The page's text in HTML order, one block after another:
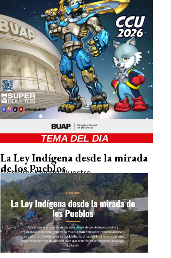
TEMA DEL DIA
La Ley Indígena desde la mirada
de los Pueblos
GobiernoMundo Nuestro